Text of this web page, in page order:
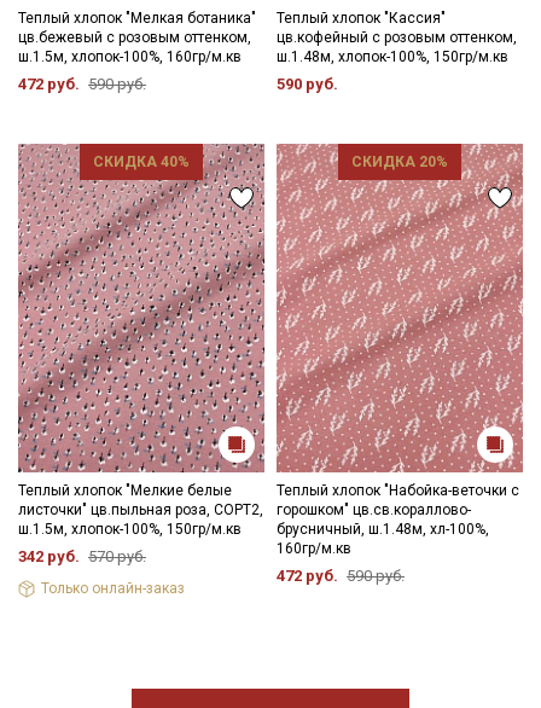
Теплый хлопок "Мелкая ботаника"
цв.бежевый с розовым оттенком,
ш.1.5м, хлопок-100%, 160гр/м.кв
472 руб. 590 руб.
Теплый хлопок "Кассия"
цв.кофейный с розовым оттенком,
ш.1.48м, хлопок-100%, 150гр/м.кв
590 руб.
СКИДКА 40%
Теплый хлопок "Мелкие белые
листочки" цв.пыльная роза, СОРТ2,
ш.1.5м, хлопок-100%, 150гр/м.кв
342 руб. 570 руб.
Только онлайн-заказ
СКИДКА 20%
Теплый хлопок "Набойка-веточки с
горошком" цв.св.кораллово-
брусничный, ш.1.48м, хл-100%,
160гр/м.кв
472 руб. 590 руб.